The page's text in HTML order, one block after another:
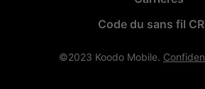
Code du sans fil
©2023 Koodo Mobile.